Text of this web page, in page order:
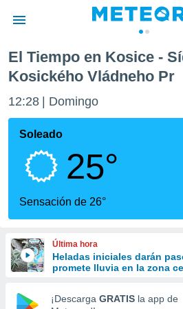
de
para
la
calidad.
a este
forma
digital
El Tiempo en Kosice -
Kosického Vládneho Pr
12:28 Domingo
Soleado
25°
Sensación de 26°
Última hora
Heladas iniciales darán
promete lluvia en la zona
¡Descarga GRATIS la app de